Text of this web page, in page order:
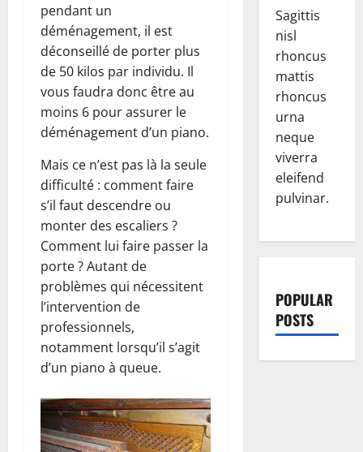
pendant un
déménagement, il est
déconseillé de porter plus
de 50 kilos par individu. Il
vous faudra donc être au
moins 6 pour assurer le
déménagement d’un piano.
Mais ce n’est pas là la seule
difficulté : comment faire
s’il faut descendre ou
monter des escaliers ?
Comment lui faire passer la
porte ? Autant de
problèmes qui nécessitent
l’intervention de
professionnels,
notamment lorsqu’il s’agit
d’un piano à queue.
Sagittis
nisl
rhoncus
mattis
rhoncus
urna
neque
viverra
eleifend
pulvinar.
POPULAR
POSTS